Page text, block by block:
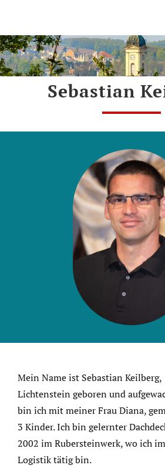
Sebastian
Mein Name ist Sebastian
Lichtenstein geboren und
bin ich mit meiner Frau Diana,
3 Kinder. Ich bin gelernter
2002 im Rubersteinwerk, wo ich
Logistik tätig bin.